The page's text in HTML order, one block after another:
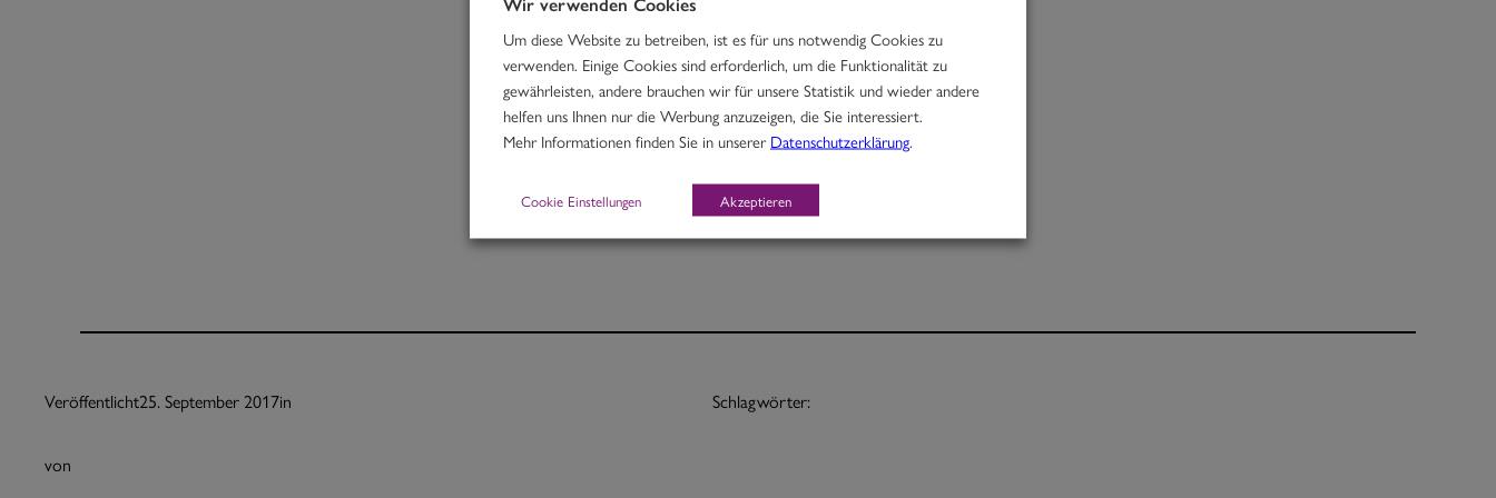
Rindfleisch in Kurkuma-Aprikosen-Linsencurry & Süßkartoffeln
M, O
Portion 12,70
Veröffentlicht25. September 2017in
von
Schlagwörter:
Um diese Website zu betreiben, ist es für uns notwendig Cookies zu
verwenden. Einige Cookies sind erforderlich, um die Funktionalität zu
gewährleisten, andere brauchen wir für unsere Statistik und wieder andere
helfen uns Ihnen nur die Werbung anzuzeigen, die Sie interessiert.
Mehr Informationen finden Sie in unsererDatenschutzerklärung
Cookie Einstellungen Akzeptieren